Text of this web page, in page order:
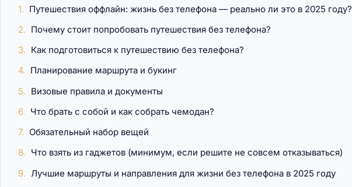
Путешествия оффлайн: жизнь без телефона — реально ли это в 2025 году?
Почему стоит попробовать путешествия без телефона?
Как подготовиться к путешествию без телефона?
Планирование маршрута и букинг
Визовые правила и документы
Что брать с собой и как собрать чемодан?
Обязательный набор вещей
Что взять из гаджетов (минимум, если решите не совсем отказываться)
Лучшие маршруты и направления для жизни без телефона в 2025 году